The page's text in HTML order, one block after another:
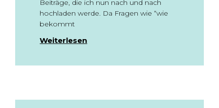
Beiträge, die ich nun nach und nach
hochladen werde. Da Fragen wie “wie
bekommt
Weiterlesen